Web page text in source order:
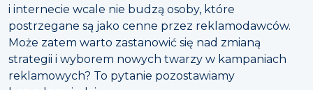
i internecie wcale nie budzą osoby, które
postrzegane są jako cenne przez reklamodawców.
Może zatem warto zastanowić się nad zmianą
strategii i wyborem nowych twarzy w kampaniach
reklamowych? To pytanie pozostawiamy